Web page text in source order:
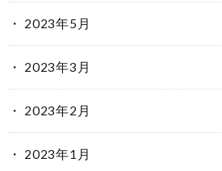
2023年5月
2023年3月
2023年2月
2023年1月